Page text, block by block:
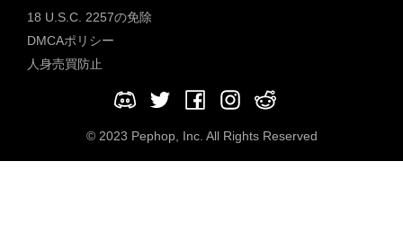
18 U.S.C. 2257の免除
DMCAポリシー
人身売買防止
© 2023 Pephop, Inc. All Rights Reserved